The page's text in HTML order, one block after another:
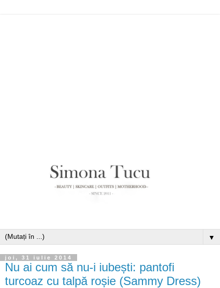
▼
joi, 31 iulie 2014
Nu ai cum să nu-i iubești: pantofi
turcoaz cu talpă roșie (Sammy Dress)